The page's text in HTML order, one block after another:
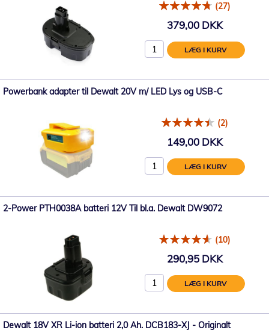
(27)
379,00 DKK
LÆG I KURV
Powerbank adapter til Dewalt 20V m/ LED Lys og USB-C
(2)
149,00 DKK
LÆG I KURV
2-Power PTH0038A batteri 12V Til bl.a. Dewalt DW9072
(10)
290,95 DKK
LÆG I KURV
Dewalt 18V XR Li-ion batteri 2,0 Ah. DCB183-XJ - Originalt